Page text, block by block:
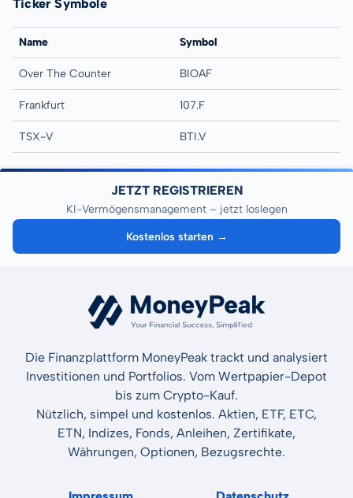
Ticker Symbole
Name Symbol
Over The Counter BIOAF
Frankfurt 107.F
TSX-V BTI.V
JETZT REGISTRIEREN
KI-Vermögensmanagement – jetzt loslegen
Kostenlos starten →
Die Finanzplattform MoneyPeak trackt und analysiert
Investitionen und Portfolios. Vom Wertpapier-Depot
bis zum Crypto-Kauf.
Nützlich, simpel und kostenlos. Aktien, ETF, ETC,
ETN, Indizes, Fonds, Anleihen, Zertifikate,
Währungen, Optionen, Bezugsrechte.